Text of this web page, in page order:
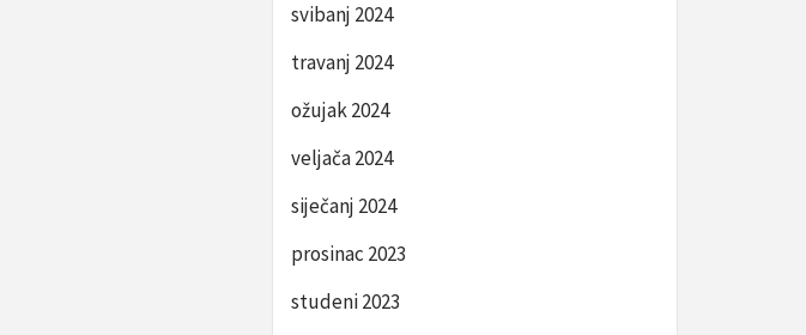
svibanj 2024
travanj 2024
ožujak 2024
veljača 2024
siječanj 2024
prosinac 2023
studeni 2023